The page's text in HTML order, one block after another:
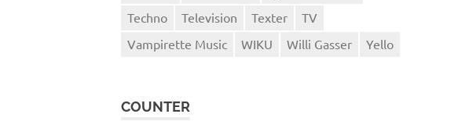
Techno
Television Texter
TV
Vampirette Music
WIKU Willi Gasser Yello
COUNTER